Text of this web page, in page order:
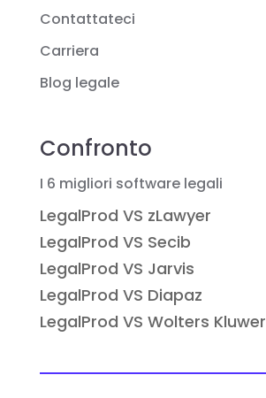
Contattateci
Carriera
Blog legale
Confronto
I 6 migliori software legali
LegalProd VS zLawyer
LegalProd VS Secib
LegalProd VS Jarvis
LegalProd VS Diapaz
LegalProd VS Wolters Kluwer